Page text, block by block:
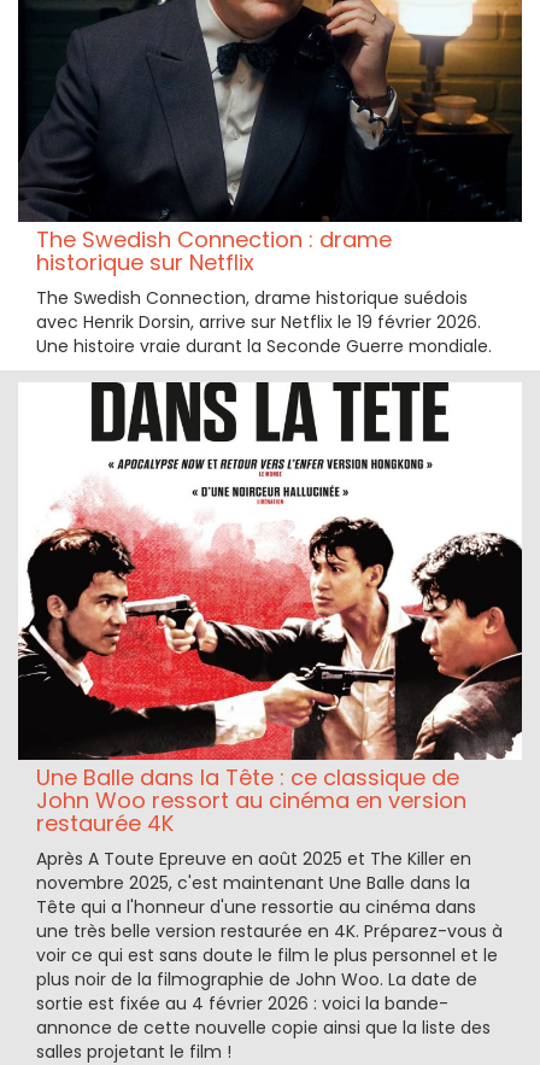
The Swedish Connection : drame
historique sur Netflix
The Swedish Connection, drame historique suédois
avec Henrik Dorsin, arrive sur Netflix le 19 février 2026.
Une histoire vraie durant la Seconde Guerre mondiale.
Une Balle dans la Tête : ce classique de
John Woo ressort au cinéma en version
restaurée 4K
Après A Toute Epreuve en août 2025 et The Killer en
novembre 2025, c'est maintenant Une Balle dans la
Tête qui a l'honneur d'une ressortie au cinéma dans
une très belle version restaurée en 4K. Préparez-vous à
voir ce qui est sans doute le film le plus personnel et le
plus noir de la filmographie de John Woo. La date de
sortie est fixée au 4 février 2026 : voici la bande-
annonce de cette nouvelle copie ainsi que la liste des
salles projetant le film !